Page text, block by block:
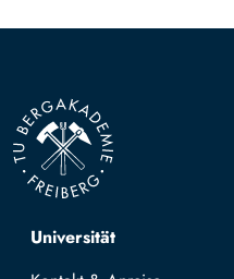
Top navigation
Universität